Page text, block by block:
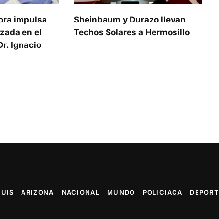
impulsa
en el
Ignacio
Sheinbaum y Durazo llevan
Techos Solares a Hermosillo
ARIZONA NACIONAL MUNDO POLICIACA